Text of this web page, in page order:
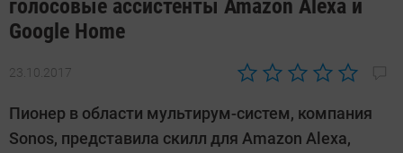
голосовые ассистенты Amazon Alexa и
Google Home
23.10.2017
Автор:
Suslov
Пионер в области мультирум-систем, компания
Sonos, представила скилл для Amazon Alexa,